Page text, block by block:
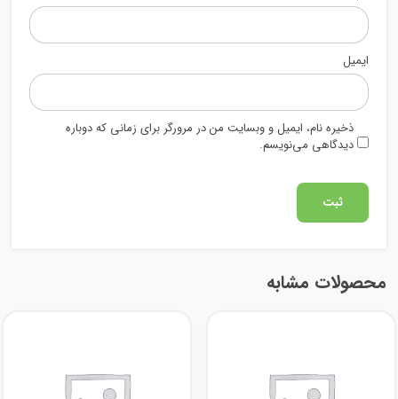
ایمیل
ذخیره نام، ایمیل و وبسایت من در مرورگر برای زمانی که دوباره
دیدگاهی می‌نویسم.
محصولات مشابه